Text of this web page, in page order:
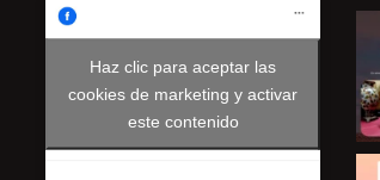
Haz clic para aceptar las
cookies de marketing y activar
este contenido